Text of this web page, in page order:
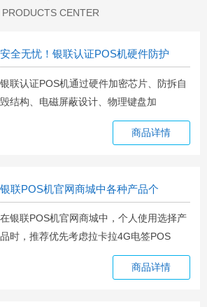
PRODUCTS CENTER
安全无忧！银联认证POS机硬件防护
银联认证POS机通过硬件加密芯片、防拆自
毁结构、电磁屏蔽设计、物理键盘加
商品详情
银联POS机官网商城中各种产品个
在银联POS机官网商城中，个人使用选择产
品时，推荐优先考虑拉卡拉4G电签POS
商品详情